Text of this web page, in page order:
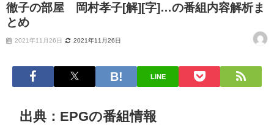
徹子の部屋 岡村孝子[解][字]…の番組内容解析ま
とめ
2021年11月26日 2021年11月26日
LINE
出典：EPGの番組情報